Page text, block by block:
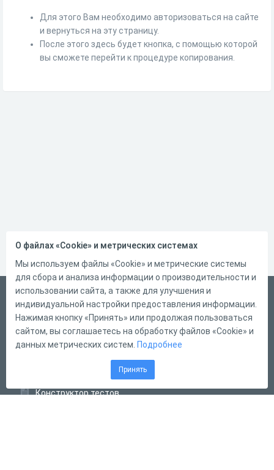
Для этого Вам необходимо авторизоваться на сайте
и вернуться на эту страницу.
После этого здесь будет кнопка, с помощью которой
вы сможете перейти к процедуре копирования.
Русский
Справка
Форма обратной связи
Конструктор тестов
О файлах «Cookie» и метрических системах
Мы используем файлы «Cookie» и метрические системы
для сбора и анализа информации о производительности и
использовании сайта, а также для улучшения и
индивидуальной настройки предоставления информации.
Нажимая кнопку «Принять» или продолжая пользоваться
сайтом, вы соглашаетесь на обработку файлов «Cookie» и
данных метрических систем. Подробнее
Принять